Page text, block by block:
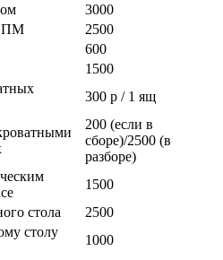
3000
ПМ
2500
600
1500
300 р / 1 ящ
200 (если в
сборе)/2500 (в
разборе)
1500
стола
2500
столу
1000